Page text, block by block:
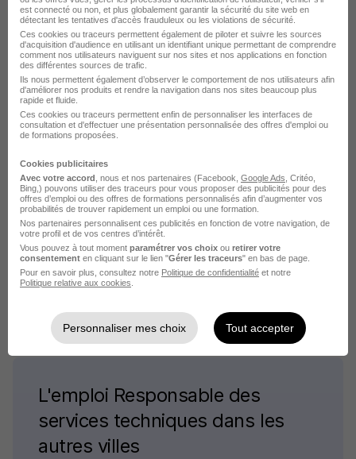
Emploi Industrie
L'emploi par métier
Emploi Chef d'équipe en industrie
Emploi Chef de projet industrialisation
Emploi Conseiller technique
Emploi Expert technique
Emploi Ingénieur en méthode et industrialisation
L'emploi Responsable des
services techniques dans les
autres villes
est connecté ou non, et plus globalement garantir la sécurité du site web en
détectant les tentatives d'accès frauduleux ou les violations de sécurité.
Ces cookies ou traceurs permettent également de piloter et suivre les sources
d'acquisition d'audience en utilisant un identifiant unique permettant de comprendre
comment nos utilisateurs naviguent sur nos sites et nos applications en fonction
des différentes sources de trafic.
Ils nous permettent également d’observer le comportement de nos utilisateurs afin
d'améliorer nos produits et rendre la navigation dans nos sites beaucoup plus
rapide et fluide.
Ces cookies ou traceurs permettent enfin de personnaliser les interfaces de
consultation et d'effectuer une présentation personnalisée des offres d'emploi ou
de formations proposées.
Cookies publicitaires
Avec votre accord , nous et nos partenaires (Facebook, Google Ads , Critéo,
Bing,) pouvons utiliser des traceurs pour vous proposer des publicités pour des
offres d’emploi ou des offres de formations personnalisés afin d’augmenter vos
probabilités de trouver rapidement un emploi ou une formation.
Nos partenaires personnalisent ces publicités en fonction de votre navigation, de
votre profil et de vos centres d’intérêt.
Vous pouvez à tout moment paramétrer vos choix ou retirer votre
consentement en cliquant sur le lien "Gérer les traceurs" en bas de page.
Pour en savoir plus, consultez notre Politique de confidentialité et notre
Politique relative aux cookies
Personnaliser mes choix Tout accepter